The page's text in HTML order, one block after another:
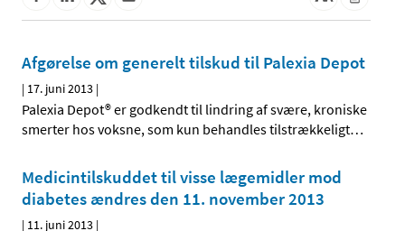
Afgørelse om generelt tilskud til Palexia Depot
| 17. juni 2013 |
Palexia Depot® er godkendt til lindring af svære, kroniske
smerter hos voksne, som kun behandles tilstrækkeligt…
Medicintilskuddet til visse lægemidler mod
diabetes ændres den 11. november 2013
| 11. juni 2013 |